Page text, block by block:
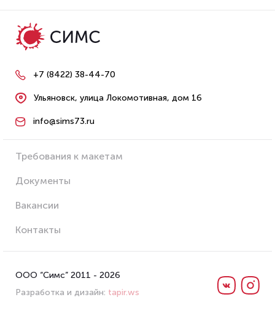
+7 (8422) 38-44-70
Ульяновск, улица Локомотивная, дом 16
info@sims73.ru
ООО “Симс” 2011 - 2026
Требования к макетам
Документы
Вакансии
Контакты
Разработка и дизайн: tapir.ws